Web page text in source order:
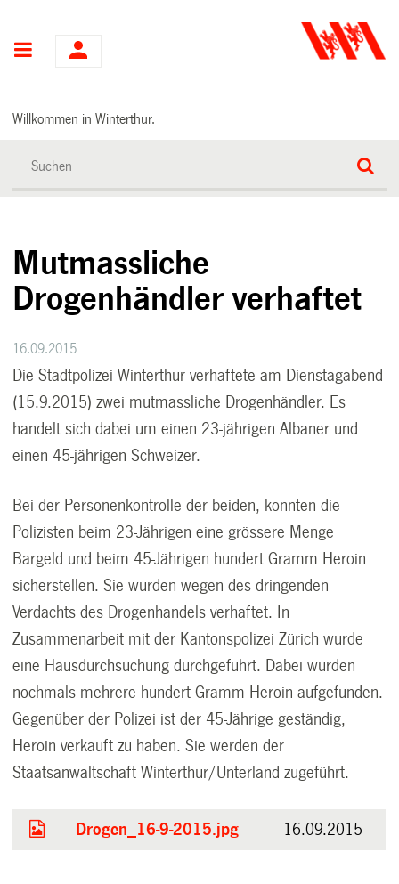
Hauptnavigation
Willkommen in Winterthur.
Mutmassliche
Drogenhändler verhaftet
16.09.2015
Die Stadtpolizei Winterthur verhaftete am Dienstagabend
(15.9.2015) zwei mutmassliche Drogenhändler. Es
handelt sich dabei um einen 23-jährigen Albaner und
einen 45-jährigen Schweizer.
Bei der Personenkontrolle der beiden, konnten die
Polizisten beim 23-Jährigen eine grössere Menge
Bargeld und beim 45-Jährigen hundert Gramm Heroin
sicherstellen. Sie wurden wegen des dringenden
Verdachts des Drogenhandels verhaftet. In
Zusammenarbeit mit der Kantonspolizei Zürich wurde
eine Hausdurch­suchung durchgeführt. Dabei wurden
nochmals mehrere hundert Gramm Heroin aufgefunden.
Gegenüber der Polizei ist der 45-Jährige geständig,
Heroin verkauft zu haben. Sie werden der
Staatsanwaltschaft Winterthur/Unterland zugeführt.
Drogen_16-9-2015.jpg 16.09.2015